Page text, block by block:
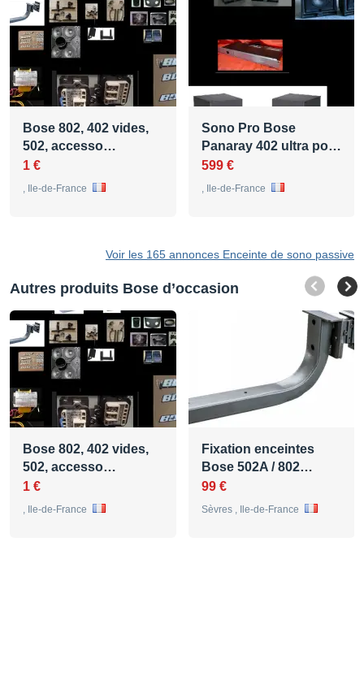
Bose 802, 402 vides,
502, accesso…
1 €
, Ile-de-France
Sono Pro Bose
Panaray 402 ultra po…
599 €
, Ile-de-France
Voir les 165 annonces Enceinte de sono passive
Autres produits Bose d’occasion
Bose 802, 402 vides,
502, accesso…
1 €
, Ile-de-France
Fixation enceintes
Bose 502A / 802…
99 €
Sèvres , Ile-de-France